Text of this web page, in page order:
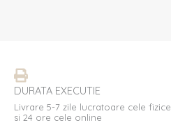
DURATA EXECUTIE
Livrare 5-7 zile lucratoare cele fizice
si 24 ore cele online